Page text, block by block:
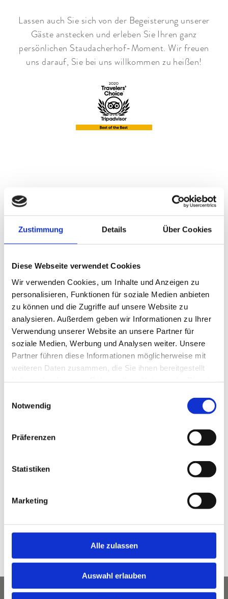
Zustimmung Details Über Cookies
Diese Webseite verwendet Cookies
Wir verwenden Cookies, um Inhalte und Anzeigen zu
personalisieren, Funktionen für soziale Medien anbieten
zu können und die Zugriffe auf unsere Website zu
analysieren. Außerdem geben wir Informationen zu Ihrer
Verwendung unserer Website an unsere Partner für
soziale Medien, Werbung und Analysen weiter. Unsere
Partner führen diese Informationen möglicherweise mit
weiteren Daten zusammen, die Sie ihnen bereitgestellt
Notwendig
Präferenzen
Statistiken
Marketing
Alle zulassen
Auswahl erlauben
Lassen auch Sie sich von der Begeisterung unserer
Gäste anstecken und erleben Sie Ihren ganz
persönlichen Staudacherhof-Moment. Wir freuen
uns darauf, Sie bei uns willkommen zu heißen!
STAUDACHER
SEIN, DAS IST
GELEBTE
TRADITION IM
HIER UND JETZT.
Bleiben Sie auf dem Laufenden. Freuen Sie
Interessante Neuigkeiten. Und ganz viel
Staudacherhof.